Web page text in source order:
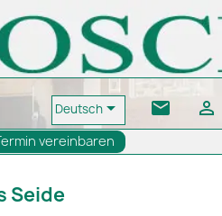
Deutsch email 
vereinbaren
Seide